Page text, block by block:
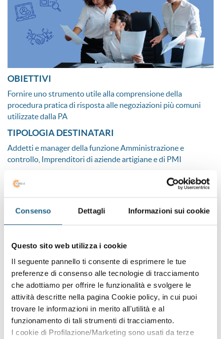
Consenso Dettagli Informazioni sui cookie
Questo sito web utilizza i cookie
Il seguente pannello ti consente di esprimere le tue
preferenze di consenso alle tecnologie di tracciamento
che adottiamo per offrire le funzionalità e svolgere le
attività descritte nella pagina Cookie policy, in cui puoi
trovare le informazioni in merito all'utilità e al
funzionamento di tali strumenti di tracciamento.
I cookie di Profilazione/Marketing sono usati da terze
OBIETTIVI
Fornire uno strumento utile alla comprensione della
procedura pratica di risposta alle negoziazioni più comuni
utilizzate dalla PA
TIPOLOGIA DESTINATARI
Addetti e manager della funzione Amministrazione e
controllo, Imprenditori di aziende artigiane e di PMI
A. La normativa di riferimento: digitalizzazione ed
procurement) nel nuovo codice dei contratti pubblici,
soggetti, piattaforme e strumenti
acquisti da catalogo e la trattativa diretta; il confronto di
preventivi; la richiesta di Offerta Semplice; la richiesta di
Offerta Evoluta
ATTESTATO
Attestato di Frequenza